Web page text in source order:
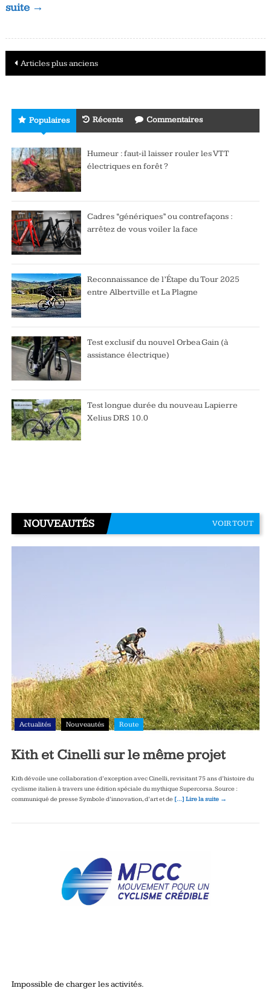
suite →
Navigation
articles
Articles plus anciens
Populaires Récents Commentaires
Humeur : faut-il laisser rouler les VTT
électriques en forêt ?
Cadres “génériques” ou contrefaçons :
arrêtez de vous voiler la face
Reconnaissance de l’Étape du Tour 2025
entre Albertville et La Plagne
Test exclusif du nouvel Orbea Gain (à
assistance électrique)
Test longue durée du nouveau Lapierre
Xelius DRS 10.0
NOUVEAUTÉS VOIR TOUT
Actualités Nouveautés Route
Kith et Cinelli sur le même projet
Kith dévoile une collaboration d’exception avec Cinelli, revisitant 75 ans d’histoire du
cyclisme italien à travers une édition spéciale du mythique Supercorsa. Source :
communiqué de presse Symbole d’innovation, d’art et de […] Lire la suite →
Impossible de charger les activités.